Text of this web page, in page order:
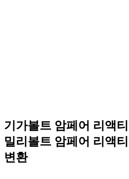
기가볼트 암페어 리액
밀리볼트 암페어 리액
변환